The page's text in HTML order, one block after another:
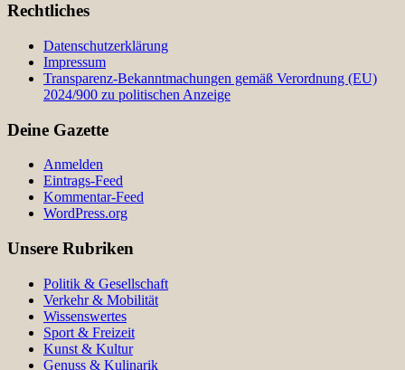
Rechtliches
Datenschutzerklärung
Impressum
Transparenz-Bekanntmachungen gemäß Verordnung (EU)
2024/900 zu politischen Anzeige
Deine Gazette
Anmelden
Eintrags-Feed
Kommentar-Feed
WordPress.org
Unsere Rubriken
Politik & Gesellschaft
Verkehr & Mobilität
Wissenswertes
Sport & Freizeit
Kunst & Kultur
Genuss & Kulinarik